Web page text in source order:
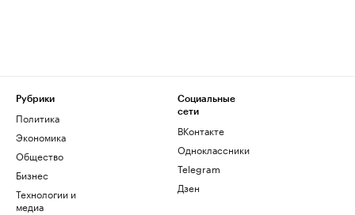
Рубрики
Политика
Экономика
Общество
Бизнес
Технологии и
медиа
Социальные
сети
ВКонтакте
Одноклассники
Telegram
Дзен